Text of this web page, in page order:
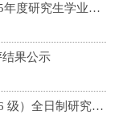
2023级全日制硕士研究生2025年度研究生学业奖学金评选公示
果公示
中美物流研究院2025年（2026 级）全日制研究生夏令营结果公示